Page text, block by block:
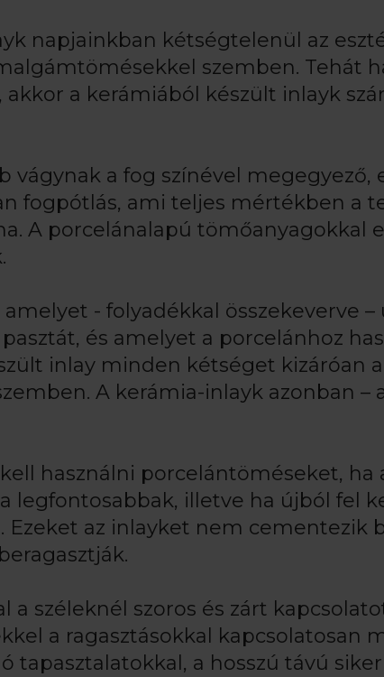
napjainkban kétségtelenül az
szemben. Tehát
a kerámiából készült inlayk
vágynak a fog színével
fogpótlás, ami teljes mértékben a
A porcelánalapú tömőanyagokkal
- folyadékkal összekeverve
és amelyet a porcelánhoz
inlay minden kétséget kizáróan
A kerámia-inlayk azonban –
használni porcelántöméseket, ha
legfontosabbak, illetve ha újból fel
Ezeket az inlayket nem cementezik
a széleknél szoros és zárt
a ragasztásokkal kapcsolatosan
tapasztalatokkal, a hosszú távú